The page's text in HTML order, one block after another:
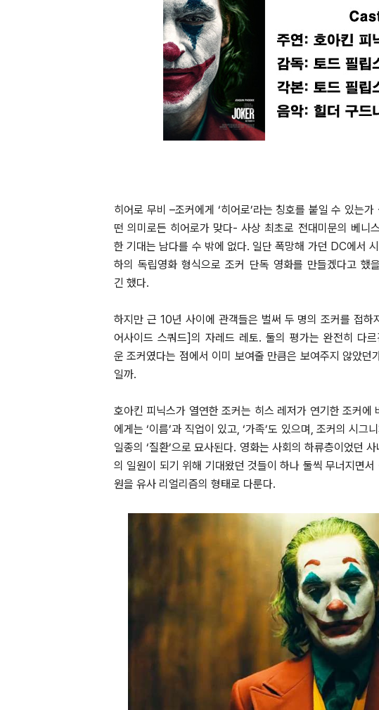
히어로 무비 –조커에게 ‘히어로’라는 칭호를 붙일 수 있는
떤 의미로든 히어로가 맞다- 사상 최초로 전대미문의 베니
한 기대는 남다를 수 밖에 없다. 일단 폭망해 가던 DC에서
하의 독립영화 형식으로 조커 단독 영화를 만들겠다고 했
긴 했다.
하지만 근 10년 사이에 관객들은 벌써 두 명의 조커를 접
어사이드 스쿼드]의 자레드 레토. 둘의 평가는 완전히 다
운 조커였다는 점에서 이미 보여줄 만큼은 보여주지 않았던
일까.
호아킨 피닉스가 열연한 조커는 히스 레저가 연기한 조커에
에게는 ‘이름’과 직업이 있고, ‘가족’도 있으며, 조커의 시
일종의 ‘질환’으로 묘사된다. 영화는 사회의 하류층이었던
의 일원이 되기 위해 기대왔던 것들이 하나 둘씩 무너지면
원을 유사 리얼리즘의 형태로 다룬다.